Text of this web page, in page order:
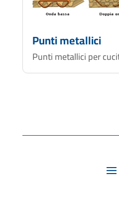
Punti metallici
Punti metallici per